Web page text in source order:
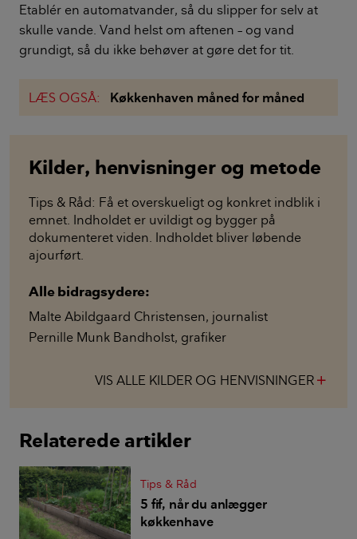
Etablér en automatvander, så du slipper for selv at
skulle vande. Vand helst om aftenen – og vand
grundigt, så du ikke behøver at gøre det for tit.
LÆS OGSÅ: Køkkenhaven måned for måned
Kilder, henvisninger og metode
Tips & Råd: Få et overskueligt og konkret indblik i
emnet. Indholdet er uvildigt og bygger på
dokumenteret viden. Indholdet bliver løbende
ajourført.
Alle bidragsydere:
Malte Abildgaard Christensen, journalist
Pernille Munk Bandholst, grafiker
VIS ALLE KILDER OG HENVISNINGER
Relaterede artikler
Tips & Råd
5 fif, når du anlægger
køkkenhave